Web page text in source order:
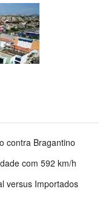
contra Bragantino
com 592 km/h
versus Importados